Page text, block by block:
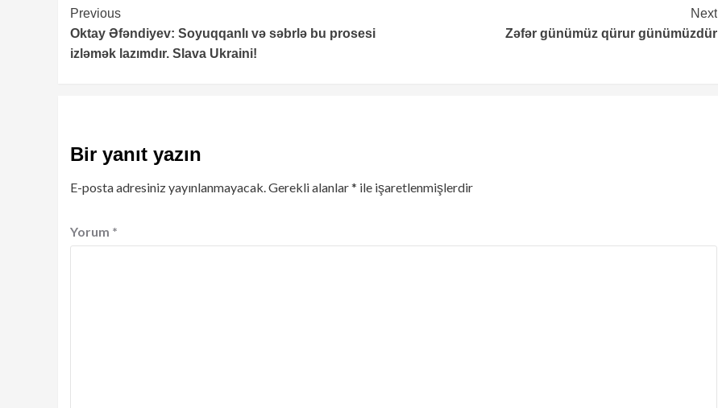
Continue
Reading
Previous
Oktay Əfəndiyev: Soyuqqanlı və səbrlə bu prosesi
izləmək lazımdır. Slava Ukraini!
Next
Zəfər günümüz qürur günümüzdür
Bir yanıt yazın
E-posta adresiniz yayınlanmayacak.Gerekli alanlar* ile işaretlenmişlerdir
Yorum *